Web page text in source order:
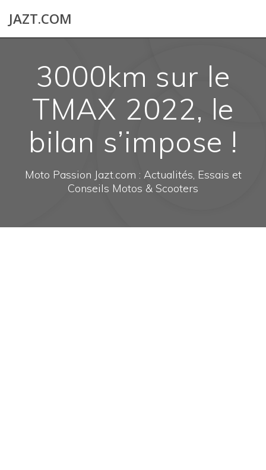
JAZT.COM
3000km sur le
TMAX 2022, le
bilan s’impose !
Moto Passion Jazt.com : Actualités, Essais et
Conseils Motos & Scooters